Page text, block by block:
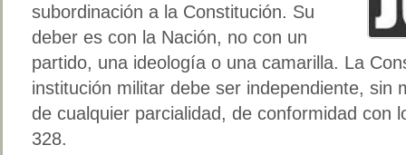
subordinación a la Constitución. Su
deber es con la Nación, no con un
partido, una ideología o una camarilla. La
institución militar debe ser independiente, sin
de cualquier parcialidad, de conformidad con
328.